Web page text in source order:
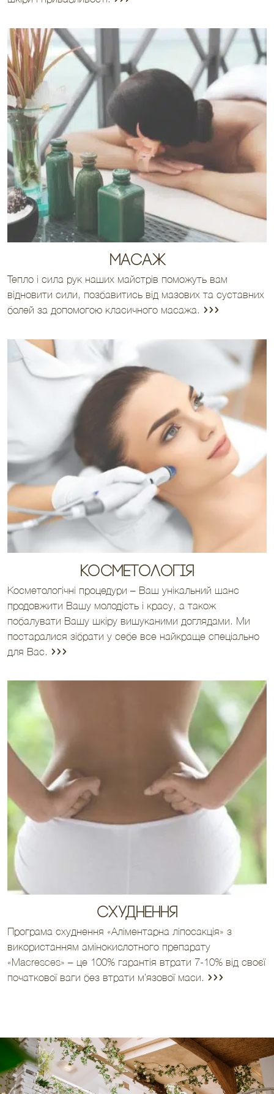
Масаж
Тепло і сила рук наших майстрів поможуть вам
відновити сили, позбавитись від мазових та суставних
болей за допомогою класичного масажа.
Косметологія
Косметологічні процедури – Ваш унікальний шанс
продовжити Вашу молодість і красу, а також
побалувати Вашу шкіру вишуканими доглядами. Ми
постаралися зібрати у себе все найкраще спеціально
для Вас.
Схуднення
Програма схуднення «Аліментарна ліпосакція» з
використанням амінокислотного препарату
«Macresces» – це 100% гарантія втрати 7-10% від своєї
початкової ваги без втрати м’язової маси.